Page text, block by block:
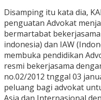
Disamping itu kata dia,
penguatan Advokat
bermartabat
indonesia) dan IAW
membuka pendidikan
resmi bekerjasama
no.02/2012 tnggal 03
peluang bagi advokat